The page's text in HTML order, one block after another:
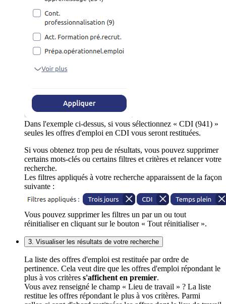
Dans l'exemple ci-dessus, si vous sélectionnez « CDI (941) »
seules les offres d'emploi en CDI vous seront restituées.
Si vous obtenez trop peu de résultats, vous pouvez supprimer
certains mots-clés ou certains filtres et critères et relancer votre
recherche.
Les filtres appliqués à votre recherche apparaissent de la façon
suivante :
Vous pouvez supprimer les filtres un par un ou tout
réinitialiser en cliquant sur le bouton « Tout réinitialiser ».
3. Visualiser les résultats de votre recherche
La liste des offres d'emploi est restituée par ordre de
pertinence. Cela veut dire que les offres d'emploi répondant le
plus à vos critères s'affichent en premier.
Vous avez renseigné le champ « Lieu de travail » ? La liste
restitue les offres répondant le plus à vos critères. Parmi